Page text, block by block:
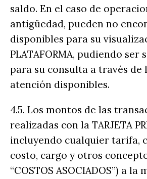
saldo. En el caso de
antigüedad, pueden no
disponibles para su
PLATAFORMA, pudiendo ser
para su consulta a través de
atención disponibles.
4.5. Los montos de las
realizadas con la TARJETA
incluyendo cualquier tarifa,
costo, cargo y otros
“COSTOS ASOCIADOS”) a la